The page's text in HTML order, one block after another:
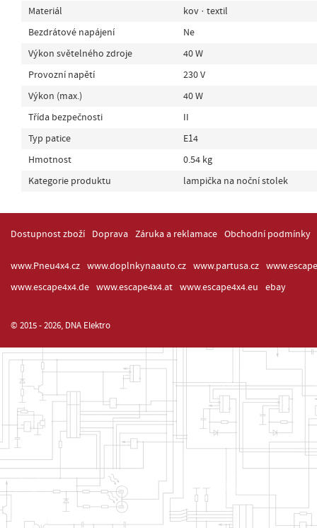
Materiál
kov · textil
Bezdrátové napájení
Ne
Výkon světelného zdroje
40 W
Provozní napětí
230 V
Výkon (max.)
40 W
Třída bezpečnosti
II
Typ patice
E14
Hmotnost
0.54 kg
Kategorie produktu
lampička na noční stolek
Dostupnost zboží Doprava Záruka a reklamace Obchodní podmínky
www.Pneu4x4.cz www.doplnkynaauto.cz www.partusa.cz
www.escape4x4.de
www.escape4x4.at www.escape4x4.eu ebay
© 2015 - 2026, DNA Elektro